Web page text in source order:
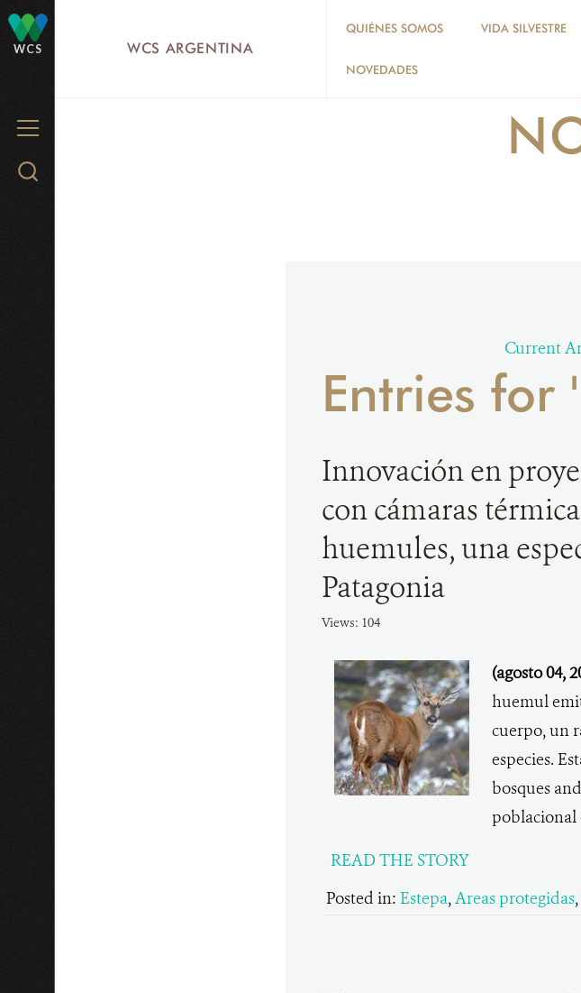
WCS
MENU
Search
WCS ARGENTINA
QUIÉNES SOMOS VIDA SILVESTRE
NOVEDADES
Current
Entries for
Innovación en
con cámaras
huemules, una
Patagonia
Views: 104
(agosto 04,
huemul
cuerpo, un
especies.
bosques
poblacional
READ THE STORY
Posted in: Estepa,Areas protegidas,